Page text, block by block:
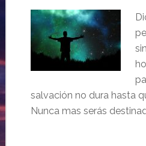
salvación no dura hasta
Nunca mas serás